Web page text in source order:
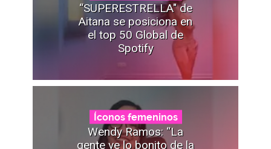
“SUPERESTRELLA" de
Aitana se posiciona en
el top 50 Global de
Spotify
Íconos femeninos
Wendy Ramos: “La
gente ve lo bonito de la